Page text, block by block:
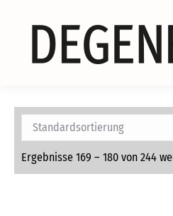
Ergebnisse 169 – 180 von 244